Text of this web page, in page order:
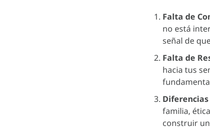
Falta de
no está
señal de
Falta de
hacia tus
familia,
construir